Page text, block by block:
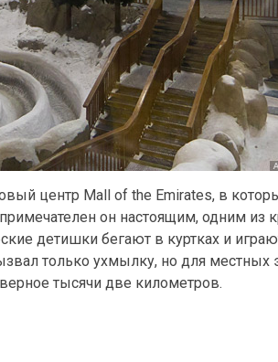
центр Mall of the Emirates, в
он настоящим, одним
детишки бегают в куртках и
только ухмылку, но для местных
тысячи две километров.